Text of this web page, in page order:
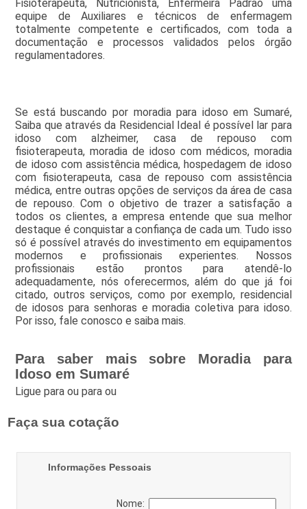
Fisioterapeuta, Nutricionista, Enfermeira Padrão uma
equipe de Auxiliares e técnicos de enfermagem
totalmente competente e certificados, com toda a
documentação e processos validados pelos órgão
regulamentadores.
Se está buscando por moradia para idoso em Sumaré,
Saiba que através da Residencial Ideal é possível lar para
idoso com alzheimer, casa de repouso com
fisioterapeuta, moradia de idoso com médicos, moradia
de idoso com assistência médica, hospedagem de idoso
com fisioterapeuta, casa de repouso com assistência
médica, entre outras opções de serviços da área de casa
de repouso. Com o objetivo de trazer a satisfação a
todos os clientes, a empresa entende que sua melhor
destaque é conquistar a confiança de cada um. Tudo isso
só é possível através do investimento em equipamentos
modernos e profissionais experientes. Nossos
profissionais estão prontos para atendê-lo
adequadamente, nós oferecermos, além do que já foi
citado, outros serviços, como por exemplo, residencial
de idosos para senhoras e moradia coletiva para idoso.
Por isso, fale conosco e saiba mais.
Para saber mais sobre Moradia para
Idoso em Sumaré
Ligue paraou paraou
Faça sua cotação
Informações Pessoais
Nome: